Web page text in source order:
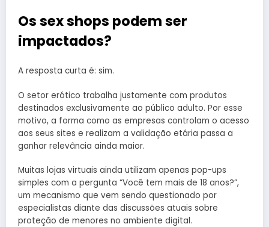
Os sex shops podem ser
impactados?
A resposta curta é: sim.
O setor erótico trabalha justamente com produtos
destinados exclusivamente ao público adulto. Por esse
motivo, a forma como as empresas controlam o acesso
aos seus sites e realizam a validação etária passa a
ganhar relevância ainda maior.
Muitas lojas virtuais ainda utilizam apenas pop-ups
simples com a pergunta “Você tem mais de 18 anos?”,
um mecanismo que vem sendo questionado por
especialistas diante das discussões atuais sobre
proteção de menores no ambiente digital.